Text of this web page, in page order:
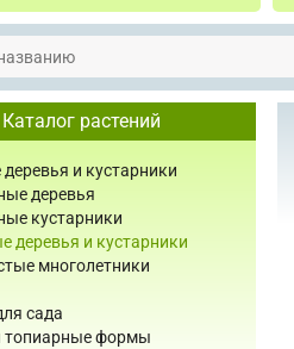
Каталог растений
и кустарники
деревья
кустарники
деревья и кустарники
многолетники
сада
топиарные формы